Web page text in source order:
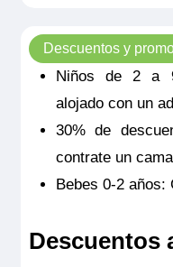
Descuentos y
Niños de 2 a
alojado con un
30% de
contrate un
Bebes 0-2 años:
Descuentos